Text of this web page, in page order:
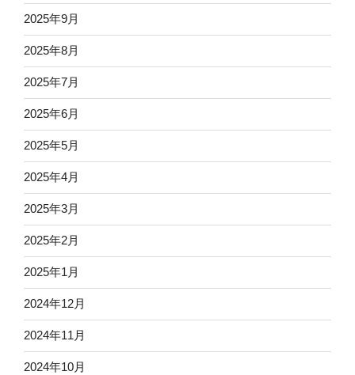
2025年9月
2025年8月
2025年7月
2025年6月
2025年5月
2025年4月
2025年3月
2025年2月
2025年1月
2024年12月
2024年11月
2024年10月